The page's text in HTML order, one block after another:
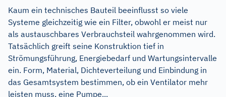
Kaum ein technisches Bauteil beeinflusst so viele
Systeme gleichzeitig wie ein Filter, obwohl er meist nur
als austauschbares Verbrauchsteil wahrgenommen wird.
Tatsächlich greift seine Konstruktion tief in
Strömungsführung, Energiebedarf und Wartungsintervalle
ein. Form, Material, Dichteverteilung und Einbindung in
das Gesamtsystem bestimmen, ob ein Ventilator mehr
leisten muss, eine Pumpe...